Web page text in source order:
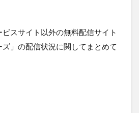
スサイト以外の無料配信サイト
」の配信状況に関してまとめて